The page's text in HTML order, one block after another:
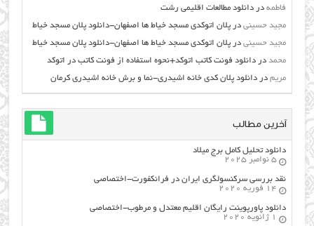
فاطمه دردانلود مطالعات اقليمي رشت
مجید حسینی درپلان اتوکدی مسجد خیاط ها اصفهان-دانلود پلان مسجد خیاط
مجید حسینی درپلان اتوکدی مسجد خیاط ها اصفهان-دانلود پلان مسجد خیاط
محمد دردانلود فونت کاتب اتوکد+نحوه استفاده از فونت کاتب در اتوکد
مریم دردانلود پلان کدی خانه اشیدری-نما و برش خانه اشیدری کرمان
آخرین مطالب
دانلود تحلیل کامل برج میلاد
5 نوامبر 2025
نقد بررسی سرکنسولگری ایران در فرانکفورت-اختصاصی
14 فوریه 2020
دانلود پاورپوینت رایگان اقلیم معتدل و مرطوب-اختصاصی
1 ژانویه 2020